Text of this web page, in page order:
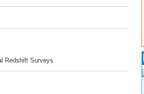
Redshift Surveys